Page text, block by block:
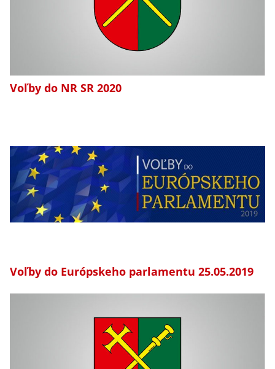
Voľby do NR SR 2020
Voľby do Európskeho parlamentu 25.05.2019